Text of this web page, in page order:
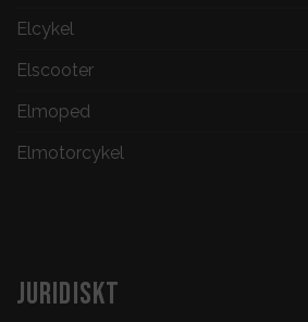
Elcykel
Elscooter
Elmoped
Elmotorcykel
JURIDISKT